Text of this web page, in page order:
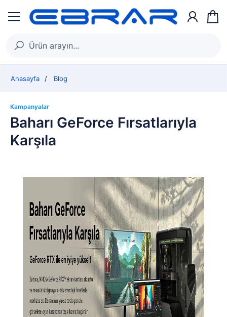
Anasayfa Blog
Kampanyalar
Baharı GeForce Fırsatlarıyla
Karşıla